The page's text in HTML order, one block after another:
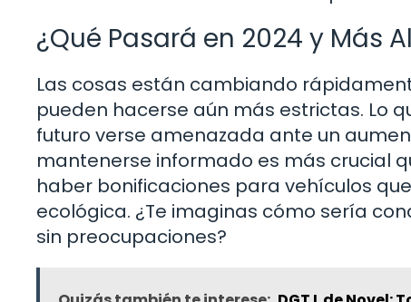
¿Qué Pasará en 2024 y Más
Las cosas están cambiando
pueden hacerse aún más estrictas. Lo
futuro verse amenazada ante un
mantenerse informado es más crucial
haber bonificaciones para vehículos
ecológica. ¿Te imaginas cómo sería
sin preocupaciones?